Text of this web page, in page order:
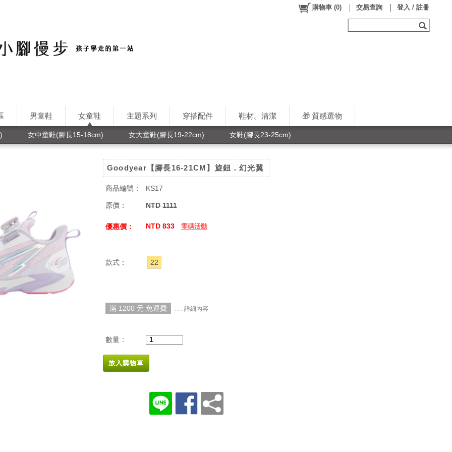
男童鞋 女童鞋 主題系列 穿搭配件 鞋材。清潔 🎁 質感選物
購物車 (0) 交易查詢 登入 / 註冊
女中童鞋(腳長15-18cm) 女大童鞋(腳長19-22cm) 女鞋(腳長23-25cm)
Goodyear【腳長16-21CM】旋鈕．幻光翼
商品編號： KS17
原價： NTD 1111
優惠價： NTD 833 零碼活動
款式： 22
滿 1200 元 免運費 . . . 詳細內容
數量：
放入購物車